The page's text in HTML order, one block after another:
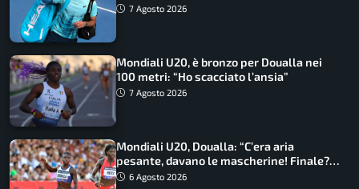
7 Agosto 2026
Mondiali U20, è bronzo per Doualla nei
100 metri: “Ho scacciato l’ansia”
7 Agosto 2026
Mondiali U20, Doualla: “C’era aria
pesante, davano le mascherine! Finale?
Non ho nulla da perdere”
6 Agosto 2026